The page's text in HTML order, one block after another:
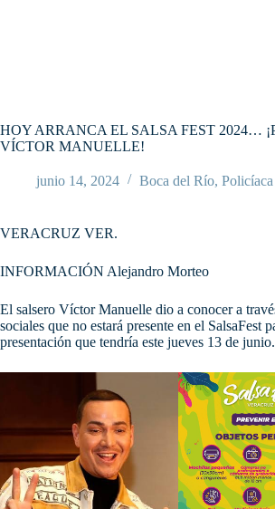
HOY ARRANCA EL SALSA FEST 2024…
VÍCTOR MANUELLE!
junio 14, 2024 Boca del Río, Policíaca
VERACRUZ VER.
INFORMACIÓN Alejandro Morteo
El salsero Víctor Manuelle dio a conocer a
sociales que no estará presente en el SalsaFest
presentación que tendría este jueves 13 de junio.